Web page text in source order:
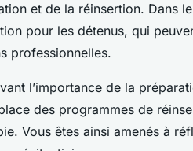
et de la réinsertion. Dans
pour les détenus, qui
professionnelles.
l’importance de la
des programmes de
Vous êtes ainsi amenés à